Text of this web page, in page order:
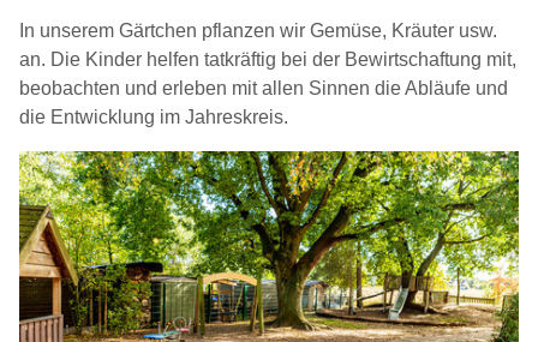
In unserem Gärtchen pflanzen wir Gemüse, Kräuter usw.
an. Die Kinder helfen tatkräftig bei der Bewirtschaftung mit,
beobachten und erleben mit allen Sinnen die Abläufe und
die Entwicklung im Jahreskreis.